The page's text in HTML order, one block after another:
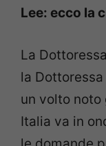
Lee: ecco la
La
la
un volto noto
Italia va in